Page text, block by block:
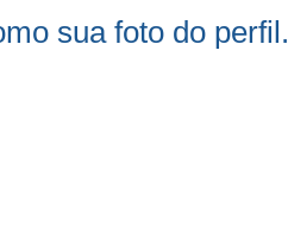
sua foto do perfil.